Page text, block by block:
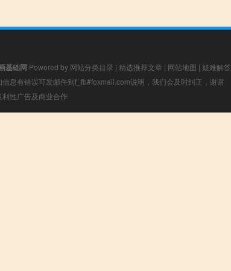
基础网 Powered by 网站分类目录 | 精选推荐文章 | 网站地图 | 疑难解答
息有错误可发邮件到f_fb#foxmail.com说明，我们会及时纠正，谢谢
性广告及商业合作